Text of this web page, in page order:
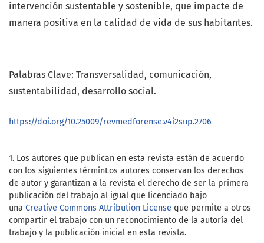
intervención sustentable y sostenible, que impacte de
manera positiva en la calidad de vida de sus habitantes.
Palabras Clave: Transversalidad, comunicación,
sustentabilidad, desarrollo social.
https://doi.org/10.25009/revmedforense.v4i2sup.2706
1. Los autores que publican en esta revista están de acuerdo
con los siguientes términLos autores conservan los derechos
de autor y garantizan a la revista el derecho de ser la primera
publicación del trabajo al igual que licenciado bajo
una Creative Commons Attribution License que permite a otros
compartir el trabajo con un reconocimiento de la autoría del
trabajo y la publicación inicial en esta revista.